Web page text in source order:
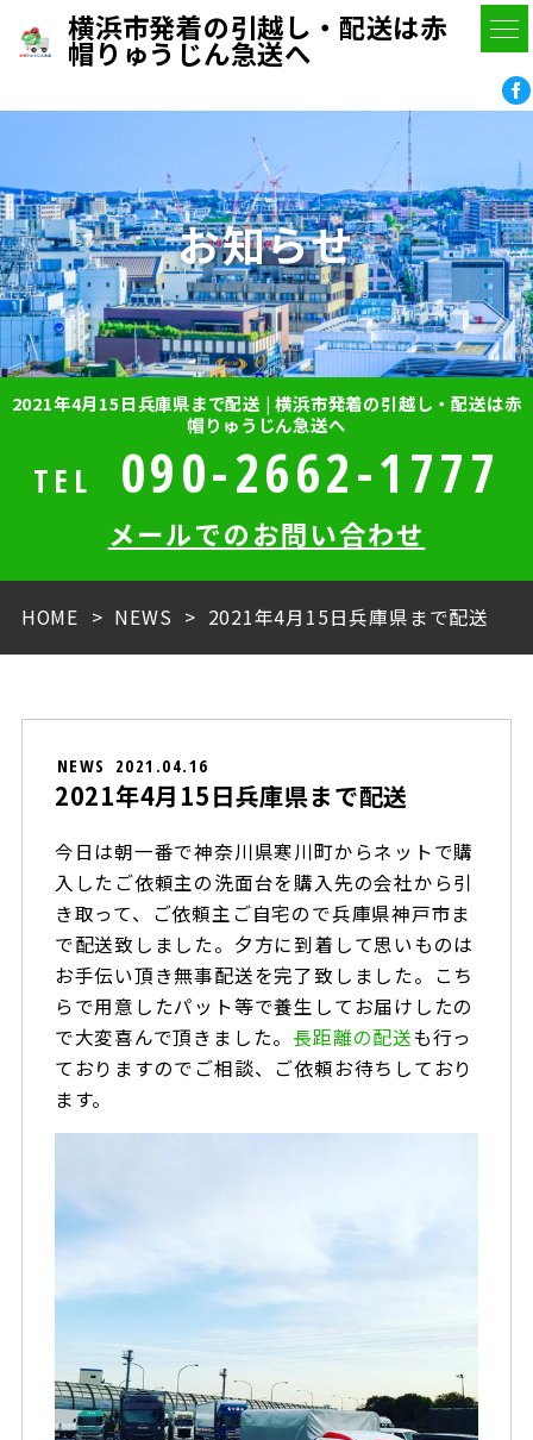
横浜市発着の引越し・配送は赤
帽りゅうじん急送へ
お知らせ
2021年4月15日兵庫県まで配送 | 横浜市発着の引越し・配送は赤
帽りゅうじん急送へ
TEL 090-2662-1777
メールでのお問い合わせ
HOME NEWS 2021年4月15日兵庫県まで配送
NEWS 2021.04.16
2021年4月15日兵庫県まで配送
今日は朝一番で神奈川県寒川町からネットで購
入したご依頼主の洗面台を購入先の会社から引
き取って、ご依頼主ご自宅ので兵庫県神戸市ま
で配送致しました。夕方に到着して思いものは
お手伝い頂き無事配送を完了致しました。こち
らで用意したパット等で養生してお届けしたの
で大変喜んで頂きました。 長距離の配送も行っ
ておりますのでご相談、ご依頼お待ちしており
ます。